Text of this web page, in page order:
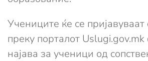
Учениците ќе се пријавуваат
преку порталот Uslugi.gov.mk
најава за ученици од